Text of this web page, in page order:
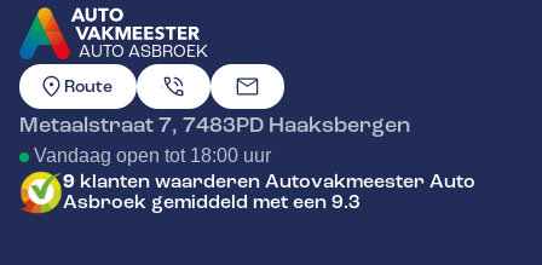
AUTO ASBROEK
GA NAAR DE HOMEPAGINA
Route
Metaalstraat 7, 7483PD Haaksbergen
Vandaag open tot 18:00 uur
9 klanten waarderen Autovakmeester Auto
Asbroek gemiddeld met een 9.3